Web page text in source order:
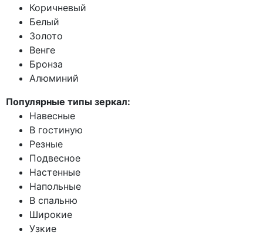
Коричневый
Белый
Золото
Венге
Бронза
Алюминий
Популярные типы зеркал:
Навесные
В гостиную
Резные
Подвесное
Настенные
Напольные
В спальню
Широкие
Узкие